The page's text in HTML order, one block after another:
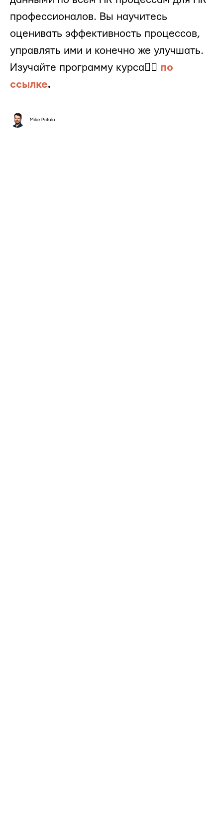
профессионалов. Вы научитесь
оценивать эффективность процессов,
управлять ими и конечно же улучшать.
Изучайте программу курса👉🏻 по
ссылке.
Mike Pritula